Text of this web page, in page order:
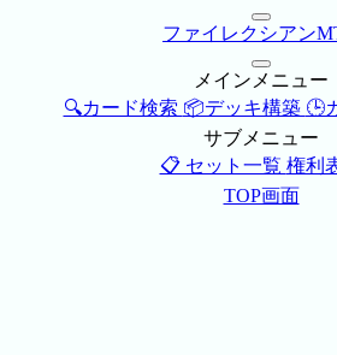
ファイレクシアン
メインメニュー
🔍カード検索 📦デッキ構築 🕒
サブメニュー
📋 セット一覧 権利
TOP画面